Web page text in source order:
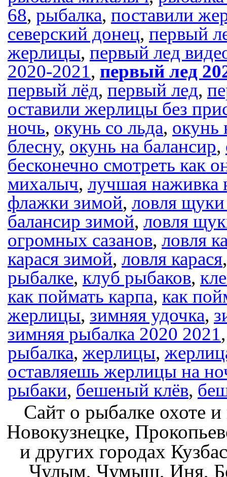
68, рыбалка, поставили
северский донец, первый
жерлицы, первый лед
2020-2021, первый лед
первый лёд, первый лед,
оставили жерлицы без
ночь, окунь со льда,
блесну, окунь на балансир,
бесконечно смотреть как
михалыч, лучшая наживка
флажки зимой, ловля
балансир зимой, ловля
огромных сазанов, ловля
карася зимой, ловля карася
рыбалке, клуб рыбаков,
как поймать карпа, как
жерлицы, зимняя удочка,
зимняя рыбалка 2020 2021
рыбалка, жерлицы,
оставляешь жерлицы на
рыбаки, бешеный клёв,
Сайт о рыбалке охоте
Новокузнецке,
и других городах
Чулым, Чумыш, Иня,